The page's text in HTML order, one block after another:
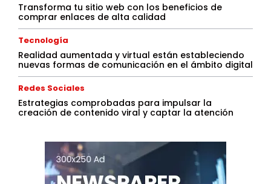
Transforma tu sitio web con los beneficios de
comprar enlaces de alta calidad
Tecnología
Realidad aumentada y virtual están estableciendo
nuevas formas de comunicación en el ámbito digital
Redes Sociales
Estrategias comprobadas para impulsar la
creación de contenido viral y captar la atención